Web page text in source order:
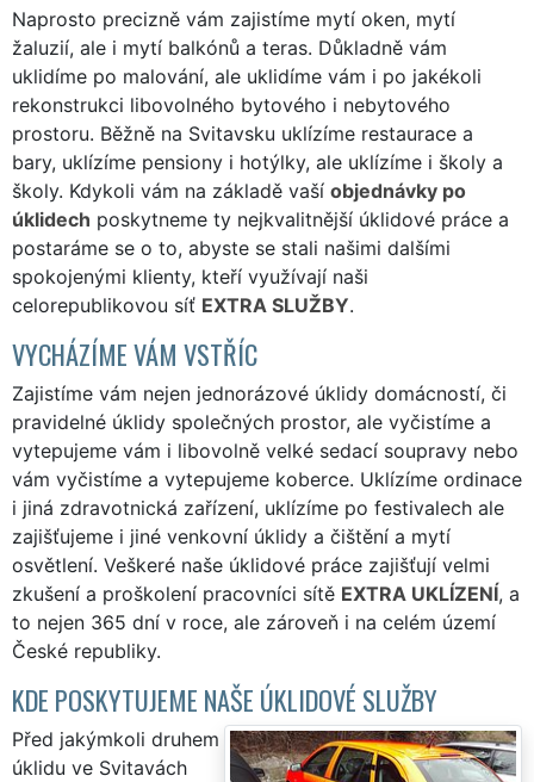
Naprosto precizně vám zajistíme mytí oken, mytí
žaluzií, ale i mytí balkónů a teras. Důkladně vám
uklidíme po malování, ale uklidíme vám i po jakékoli
rekonstrukci libovolného bytového i nebytového
prostoru. Běžně na Svitavsku uklízíme restaurace a
bary, uklízíme pensiony i hotýlky, ale uklízíme i školy a
školy. Kdykoli vám na základě vaší objednávky po
úklidech poskytneme ty nejkvalitnější úklidové práce a
postaráme se o to, abyste se stali našimi dalšími
spokojenými klienty, kteří využívají naši
celorepublikovou síť EXTRA SLUŽBY.
VYCHÁZÍME VÁM VSTŘÍC
Zajistíme vám nejen jednorázové úklidy domácností, či
pravidelné úklidy společných prostor, ale vyčistíme a
vytepujeme vám i libovolně velké sedací soupravy nebo
vám vyčistíme a vytepujeme koberce. Uklízíme ordinace
i jiná zdravotnická zařízení, uklízíme po festivalech ale
zajišťujeme i jiné venkovní úklidy a čištění a mytí
osvětlení. Veškeré naše úklidové práce zajišťují velmi
zkušení a proškolení pracovníci sítě EXTRA UKLÍZENÍ, a
to nejen 365 dní v roce, ale zároveň i na celém území
České republiky.
KDE POSKYTUJEME NAŠE ÚKLIDOVÉ SLUŽBY
Před jakýmkoli druhem
úklidu ve Svitavách